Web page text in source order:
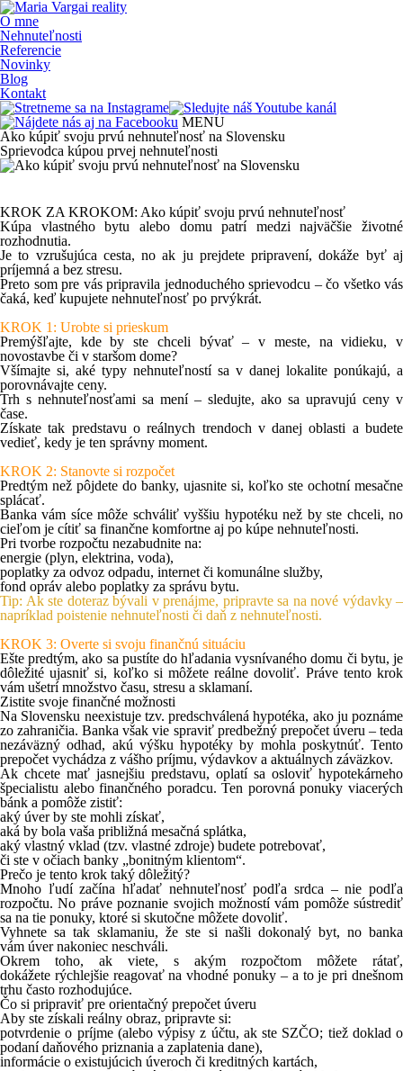
O mne
Nehnuteľnosti
Referencie
Novinky
Blog
Kontakt
MENU
Ako kúpiť svoju prvú nehnuteľnosť na Slovensku
Sprievodca kúpou prvej nehnuteľnosti
KROK ZA KROKOM: Ako kúpiť svoju prvú nehnuteľnosť
Kúpa vlastného bytu alebo domu patrí medzi najväčšie životné
rozhodnutia.
Je to vzrušujúca cesta, no ak ju prejdete pripravení, dokáže byť aj
príjemná a bez stresu.
Preto som pre vás pripravila jednoduchého sprievodcu – čo všetko vás
čaká, keď kupujete nehnuteľnosť po prvýkrát.
KROK 1: Urobte si prieskum
Premýšľajte, kde by ste chceli bývať– v meste, na vidieku, v
novostavbe či v staršom dome?
Všímajte si, aké typy nehnuteľnostísa v danej lokalite ponúkajú, a
porovnávajte ceny.
Trh s nehnuteľnosťami sa mení – sledujte, ako sa upravujú ceny v
čase.
Získate tak predstavu o reálnych trendoch v danej oblasti a budete
vedieť, kedy je ten správny moment.
KROK 2: Stanovte si rozpočet
Predtým než pôjdete do banky, ujasnite si, koľko ste ochotní mesačne
splácať.
Banka vám síce môže schváliť vyššiu hypotéku než by ste chceli, no
cieľom je cítiť sa finančne komfortne aj po kúpe nehnuteľnosti.
Pri tvorbe rozpočtu nezabudnite na:
energie (plyn, elektrina, voda),
poplatky za odvoz odpadu, internet či komunálne služby,
fond opráv alebo poplatky za správu bytu.
Tip: Ak ste doteraz bývali v prenájme, pripravte sa na nové výdavky –
napríklad poistenie nehnuteľnosti či daň z nehnuteľnosti.
KROK 3: Overte si svoju finančnú situáciu
Ešte predtým, ako sa pustíte do hľadania vysnívaného domu či bytu, je
dôležité ujasniť si, koľko si môžete reálne dovoliť. Práve tento krok
vám ušetrí množstvo času, stresu a sklamaní.
Zistite svoje finančné možnosti
Na Slovensku neexistuje tzv. predschválená hypotéka, ako ju poznáme
zo zahraničia. Banka však vie spraviť predbežný prepočet úveru – teda
nezáväzný odhad, akú výšku hypotéky by mohla poskytnúť. Tento
prepočet vychádza z vášho príjmu, výdavkov a aktuálnych záväzkov.
Ak chcete mať jasnejšiu predstavu, oplatí sa osloviť hypotekárneho
špecialistu alebo finančného poradcu. Ten porovná ponuky viacerých
bánk a pomôže zistiť:
aký úver by ste mohli získať,
aká by bola vaša približná mesačná splátka,
aký vlastný vklad (tzv. vlastné zdroje) budete potrebovať,
či ste v očiach banky „bonitným klientom“.
Prečo je tento krok taký dôležitý?
Mnoho ľudí začína hľadať nehnuteľnosť podľa srdca – nie podľa
rozpočtu. No práve poznanie svojich možností vám pomôže sústrediť
sa na tie ponuky, ktoré si skutočne môžete dovoliť.
Vyhnete sa tak sklamaniu, že ste si našli dokonalý byt, no banka
vám úver nakoniec neschváli.
Okrem toho, ak viete, s akým rozpočtom môžete rátať,
dokážete rýchlejšie reagovať na vhodné ponuky – a to je pri dnešnom
trhu často rozhodujúce.
Čo si pripraviť pre orientačný prepočet úveru
Aby ste získali reálny obraz, pripravte si:
potvrdenie o príjme (alebo výpisy z účtu, ak ste SZČO; tiež doklad o
podaní daňového priznania a zaplatenia dane),
informácie o existujúcich úveroch či kreditných kartách,